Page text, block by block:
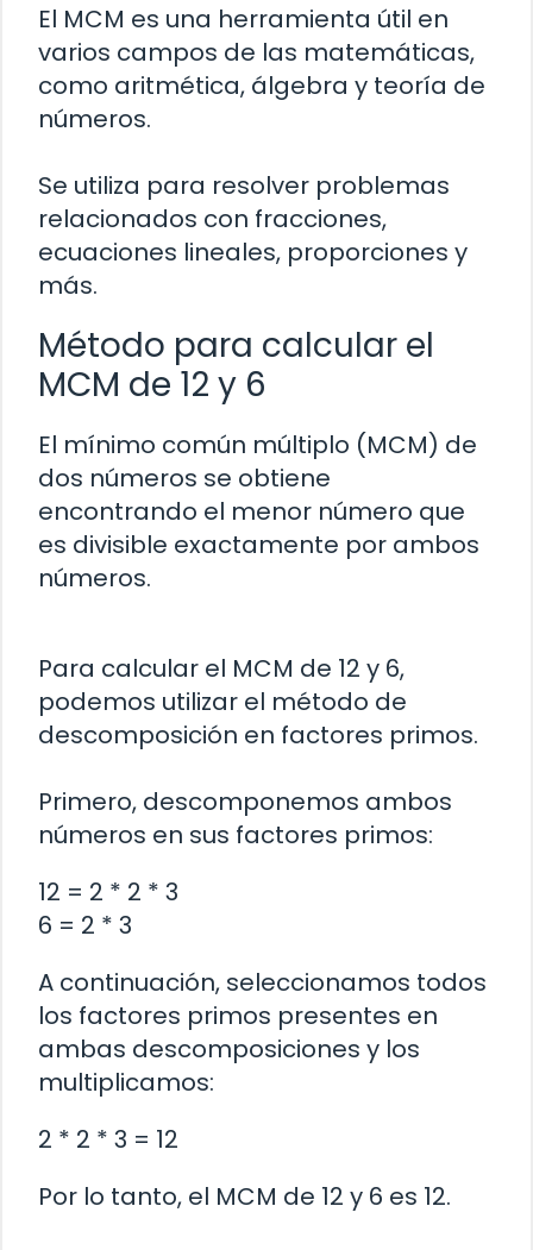
El MCM es una herramienta útil en
varios campos de las matemáticas,
como aritmética, álgebra y teoría de
números.
Se utiliza para resolver problemas
relacionados con fracciones,
ecuaciones lineales, proporciones y
más.
Método para calcular el
MCM de 12 y 6
El mínimo común múltiplo (MCM) de
dos números se obtiene
encontrando el menor número que
es divisible exactamente por ambos
números.
Para calcular el MCM de 12 y 6,
podemos utilizar el método de
descomposición en factores primos.
Primero, descomponemos ambos
números en sus factores primos:
12 = 2 * 2 * 3
6 = 2 * 3
A continuación, seleccionamos todos
los factores primos presentes en
ambas descomposiciones y los
multiplicamos:
2 * 2 * 3 = 12
Por lo tanto, el MCM de 12 y 6 es 12.